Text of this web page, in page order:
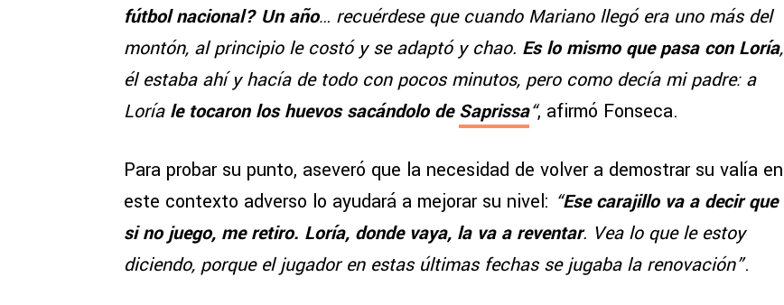
fútbol nacional? Un año… recuérdese que cuando Mariano llegó era uno más del
montón, al principio le costó y se adaptó y chao. Es lo mismo que pasa con Loría,
él estaba ahí y hacía de todo con pocos minutos, pero como decía mi padre: a
Loría le tocaron los huevos sacándolo deSaprissa“, afirmó Fonseca.
Para probar su punto, aseveró que la necesidad de volver a demostrar su valía en
este contexto adverso lo ayudará a mejorar su nivel: “Ese carajillo va a decir que
si no juego, me retiro. Loría, donde vaya, la va a reventar. Vea lo que le estoy
diciendo, porque el jugador en estas últimas fechas se jugaba la renovación”.